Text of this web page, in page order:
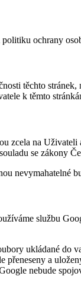
ochrany
těchto
k těmto
zcela na
se zákony
nevymahatelné
službu
ukládané do
a
nebude